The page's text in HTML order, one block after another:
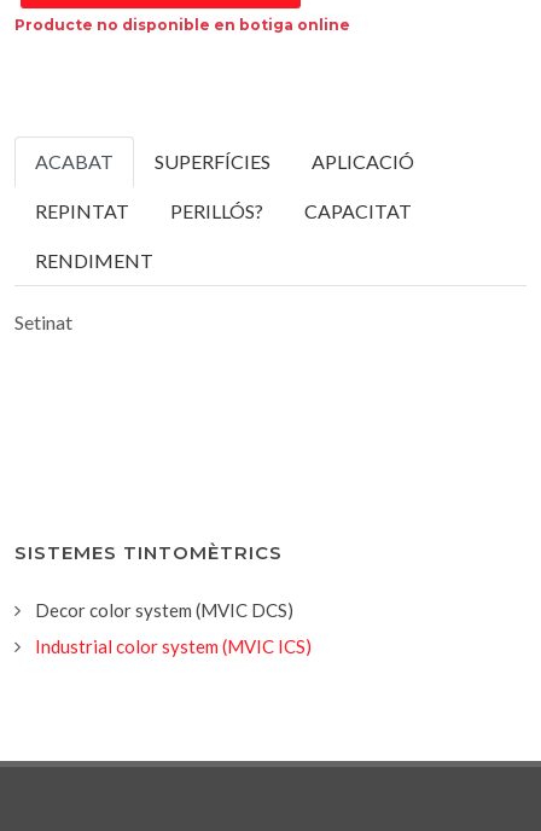
Producte no disponible en botiga online
ACABAT SUPERFÍCIES APLICACIÓ
REPINTAT PERILLÓS? CAPACITAT
RENDIMENT
Setinat
SISTEMES TINTOMÈTRICS
Decor color system (MVIC DCS)
Industrial color system (MVIC ICS)